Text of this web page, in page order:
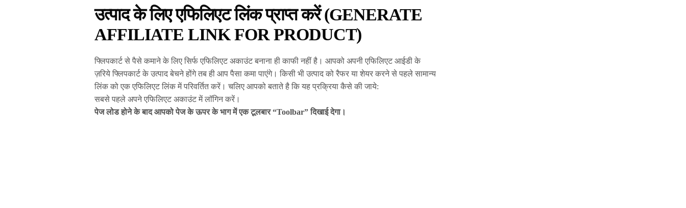
उत्पाद के लिए एफिलिएट लिंक प्राप्त करें (GENERATE
AFFILIATE LINK FOR PRODUCT)
फ्लिपकार्ट से पैसे कमाने के लिए सिर्फ एफिलिएट अकाउंट बनाना ही काफी नहीं है। आपको अपनी एफिलिएट आईडी के
ज़रिये फ्लिपकार्ट के उत्पाद बेचने होंगे तब ही आप पैसा कमा पाएंगे। किसी भी उत्पाद को रैफर या शेयर करने से पहले सामान्य
लिंक को एक एफिलिएट लिंक में परिवर्तित करें। चलिए आपको बताते है कि यह प्रक्रिया कैसे की जाये:
सबसे पहले अपने एफिलिएट अकाउंट में लॉगिन करें।
पेज लोड होने के बाद आपको पेज के ऊपर के भाग में एक टूलबार “Toolbar” दिखाई देगा।